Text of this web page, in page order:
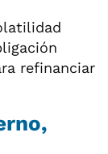
refinanciar